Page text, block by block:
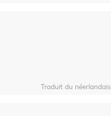
Traduit du néerlandais